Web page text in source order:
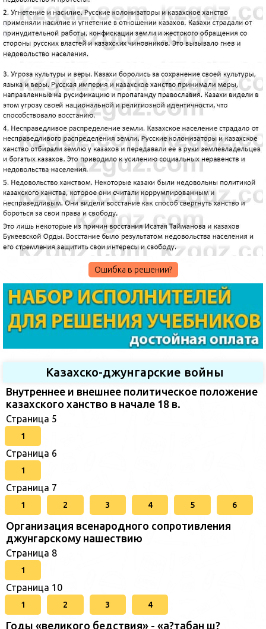
Ошибка в решении?
Казахско-джунгарские войны
Внутреннее и внешнее политическое положение
казахского ханство в начале 18 в.
Страница 5
1
Страница 6
1
Страница 7
1 2 3 4 5 6
Организация всенародного сопротивления
джунгарскому нашествию
Страница 8
1
Страница 10
1 2 3 4
Годы «великого бедствия» - «а?табан ш?